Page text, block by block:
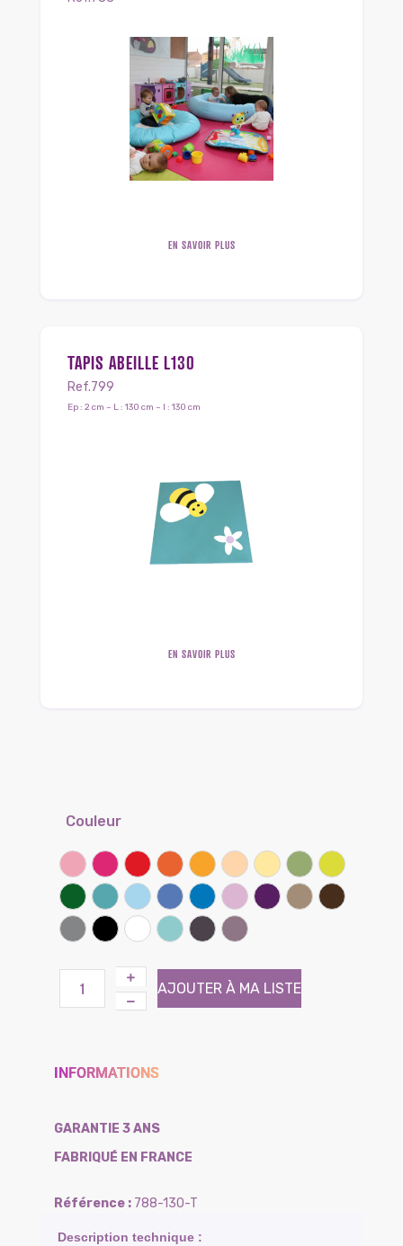
EN SAVOIR PLUS
TAPIS ABEILLE L130
Ref.799
Ep : 2 cm – L : 130 cm – l : 130 cm
EN SAVOIR PLUS
Couleur
Rose FramboiseRouge coquelicot
Clémentine
Miel SableBananeLichenKiwi
Vert prairie
LagonCiel Lilas Bleu bleuet
Parme
Iris TaupeChocolat
Gris souris
Noir BlancAtoll (Effet tissé)
Brun (Effet tissé)
Violine (Effet tissé)
AJOUTER À MA LISTE
INFORMATIONS
GARANTIE 3 ANS
FABRIQUÉ EN FRANCE
788-130-T